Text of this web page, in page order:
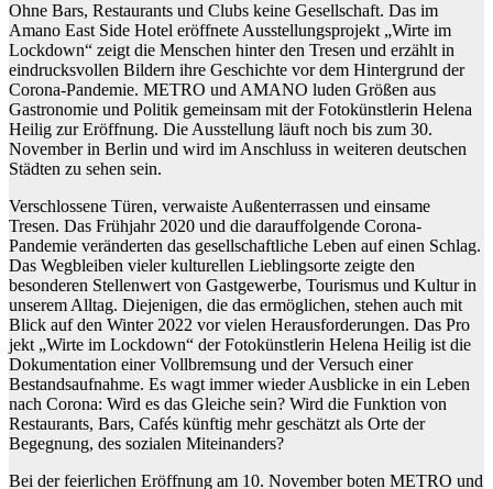
Ohne Bars, Restaurants und Clubs keine Gesellschaft. Das im
Amano East Side Hotel eröffnete Ausstellungsprojekt „Wirte im
Lockdown“ zeigt die Menschen hinter den Tresen und erzählt in
eindrucksvollen Bildern ihre Geschichte vor dem Hintergrund der
Corona-Pandemie. METRO und AMANO luden Größen aus
Gastronomie und Politik gemeinsam mit der Fotokünstlerin Helena
Heilig zur Eröffnung. Die Ausstellung läuft noch bis zum 30.
November in Berlin und wird im Anschluss in weiteren deutschen
Städten zu sehen sein.
Verschlossene Türen, verwaiste Außenterrassen und einsame
Tresen. Das Frühjahr 2020 und die darauffolgende Corona-
Pandemie veränderten das gesellschaftliche Leben auf einen Schlag.
Das Wegbleiben vieler kulturellen Lieblingsorte zeigte den
besonderen Stellenwert von Gastgewerbe, Tourismus und Kultur in
unserem Alltag. Diejenigen, die das ermöglichen, stehen auch mit
Blick auf den Winter 2022 vor vielen Herausforderungen. Das Pro
jekt „Wirte im Lockdown“ der Fotokünstlerin Helena Heilig ist die
Dokumentation einer Vollbremsung und der Versuch einer
Bestandsaufnahme. Es wagt immer wieder Ausblicke in ein Leben
nach Corona: Wird es das Gleiche sein? Wird die Funktion von
Restaurants, Bars, Cafés künftig mehr geschätzt als Orte der
Begegnung, des sozialen Miteinanders?
Bei der feierlichen Eröffnung am 10. November boten METRO und